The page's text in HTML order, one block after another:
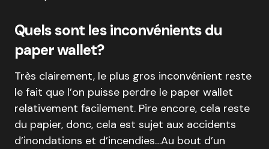
Quels sont les inconvénients du
paper wallet?
Très clairement, le plus gros inconvénient reste
le fait que l’on puisse perdre le paper wallet
relativement facilement. Pire encore, cela reste
du papier, donc, cela est sujet aux accidents
d’inondations et d’incendies…Au bout d’un